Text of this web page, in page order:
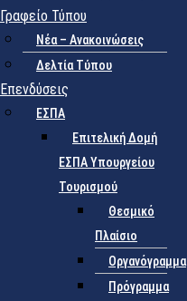
Γραφείο Τύπου
Νέα – Ανακοινώσεις
Δελτία Τύπου
Επενδύσεις
ΕΣΠΑ
Επιτελική Δομή
ΕΣΠΑ Υπουργείου
Τουρισμού
Θεσμικό
Πλαίσιο
Οργανόγραμμα
Πρόγραμμα